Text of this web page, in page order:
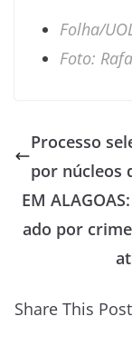
Folha/
Foto:
Processo
por núcleos
EM
ado por
Share This